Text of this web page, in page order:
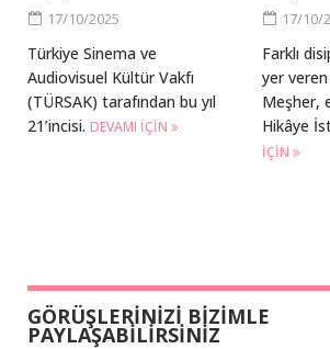
17/10/2025
Türkiye Sinema ve
Audiovisuel Kültür Vakfı
(TÜRSAK) tarafından bu yıl
21’incisi. DEVAMI IÇIN
17/10/
Farklı
yer
Meşher,
Hikâye
IÇIN
GÖRÜŞLERİNİZİ BİZİMLE
PAYLAŞABİLİRSİNİZ